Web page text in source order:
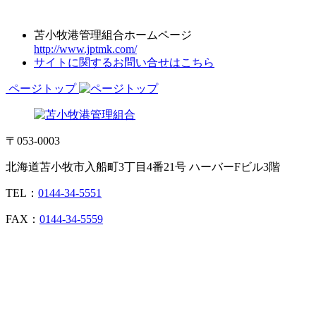
苫小牧港管理組合ホームページ
http://www.jptmk.com/
サイトに関するお問い合せはこちら
ページトップ
〒053-0003
北海道苫小牧市入船町3丁目4番21号 ハーバーFビル3階
TEL： 0144-34-5551
FAX： 0144-34-5559